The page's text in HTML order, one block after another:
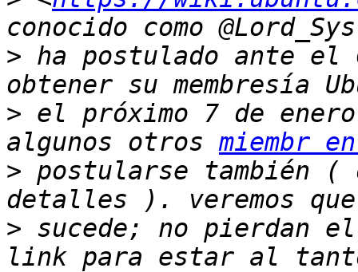
> ha postulado ante el
> el próximo 7 de
algunos otros miembr
> postularse también (
> sucede; no pierdan